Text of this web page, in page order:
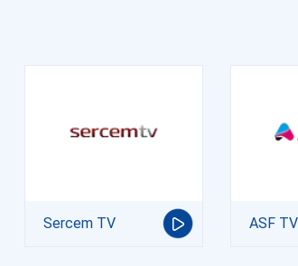
Sercem TV ASF TV